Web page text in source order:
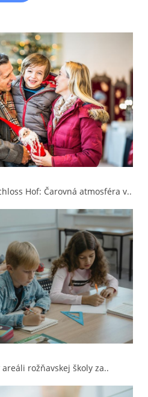
Hof: Čarovná atmosféra v..
rožňavskej školy za..